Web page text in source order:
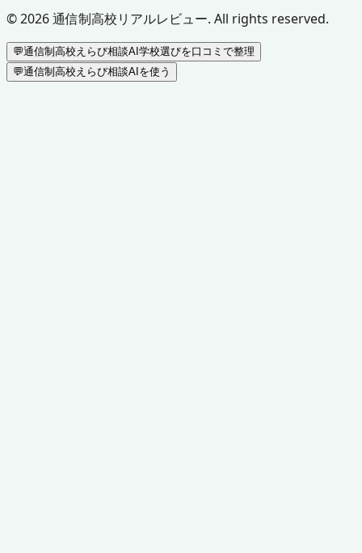
©2026通信制高校リアルレビュー. All rights reserved.
💬通信制高校えらび相談AI学校選びを口コミで整理
💬通信制高校えらび相談AIを使う